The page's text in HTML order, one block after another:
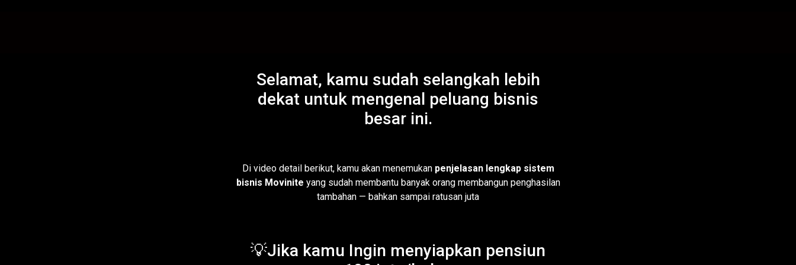
Selamat, kamu sudah selangkah lebih
dekat untuk mengenal peluang bisnis
besar ini.
Di video detail berikut, kamu akan menemukan penjelasan lengkap sistem
bisnis Movinite yang sudah membantu banyak orang membangun penghasilan
tambahan — bahkan sampai ratusan juta
💡Jika kamu Ingin menyiapkan pensiun